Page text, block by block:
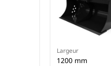
Largeur
1200 mm